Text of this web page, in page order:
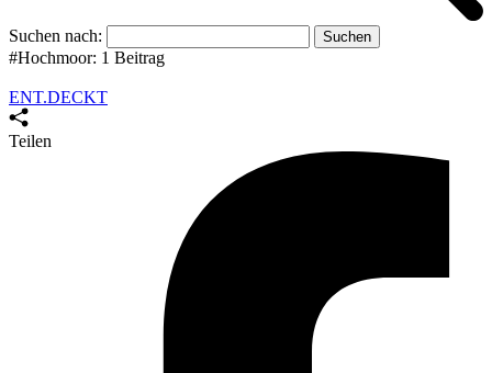
Suchen nach:
#Hochmoor: 1 Beitrag
ENT.DECKT
Teilen